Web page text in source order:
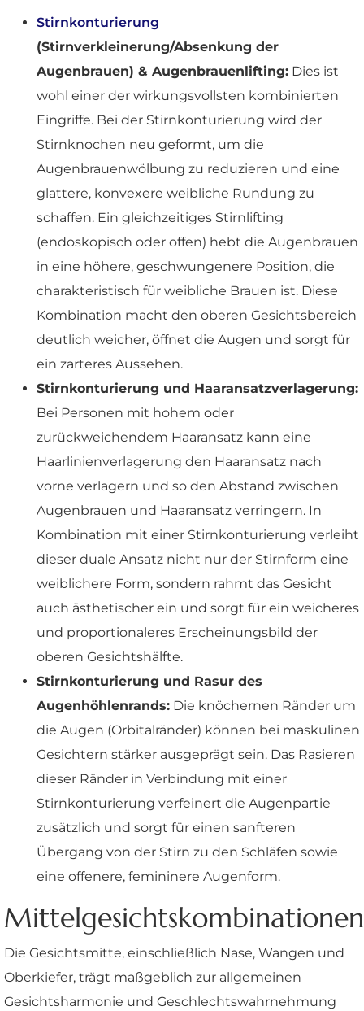
Stirnkonturierung
(Stirnverkleinerung/Absenkung der
Augenbrauen) & Augenbrauenlifting: Dies ist
wohl einer der wirkungsvollsten kombinierten
Eingriffe. Bei der Stirnkonturierung wird der
Stirnknochen neu geformt, um die
Augenbrauenwölbung zu reduzieren und eine
glattere, konvexere weibliche Rundung zu
schaffen. Ein gleichzeitiges Stirnlifting
(endoskopisch oder offen) hebt die Augenbrauen
in eine höhere, geschwungenere Position, die
charakteristisch für weibliche Brauen ist. Diese
Kombination macht den oberen Gesichtsbereich
deutlich weicher, öffnet die Augen und sorgt für
ein zarteres Aussehen.
Stirnkonturierung und Haaransatzverlagerung:
Bei Personen mit hohem oder
zurückweichendem Haaransatz kann eine
Haarlinienverlagerung den Haaransatz nach
vorne verlagern und so den Abstand zwischen
Augenbrauen und Haaransatz verringern. In
Kombination mit einer Stirnkonturierung verleiht
dieser duale Ansatz nicht nur der Stirnform eine
weiblichere Form, sondern rahmt das Gesicht
auch ästhetischer ein und sorgt für ein weicheres
und proportionaleres Erscheinungsbild der
oberen Gesichtshälfte.
Stirnkonturierung und Rasur des
Augenhöhlenrands: Die knöchernen Ränder um
die Augen (Orbitalränder) können bei maskulinen
Gesichtern stärker ausgeprägt sein. Das Rasieren
dieser Ränder in Verbindung mit einer
Stirnkonturierung verfeinert die Augenpartie
zusätzlich und sorgt für einen sanfteren
Übergang von der Stirn zu den Schläfen sowie
eine offenere, femininere Augenform.
Mittelgesichtskombinationen
Die Gesichtsmitte, einschließlich Nase, Wangen und
Oberkiefer, trägt maßgeblich zur allgemeinen
Gesichtsharmonie und Geschlechtswahrnehmung